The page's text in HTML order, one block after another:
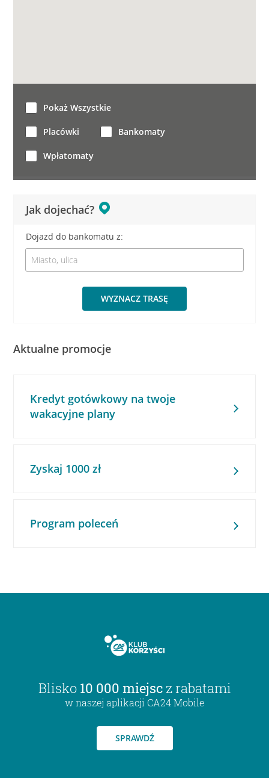
Jak dojechać?
Dojazd do bankomatu z:
WYZNACZ TRASĘ
Pokaż Wszystkie
Placówki Bankomaty
Wpłatomaty
Aktualne promocje
Kredyt gotówkowy na twoje
wakacyjne plany
Zyskaj 1000 zł
Program poleceń
Blisko 10 000 miejsc z rabatami
w naszej aplikacji CA24 Mobile
SPRAWDŹ